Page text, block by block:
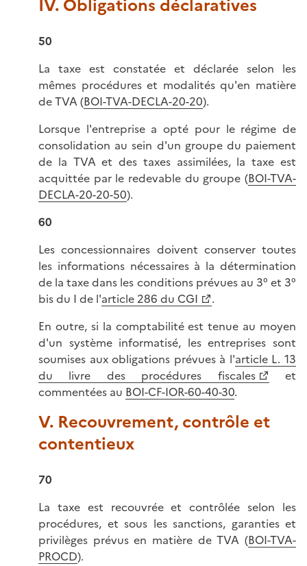
IV. Obligations déclaratives
50
La taxe est constatée et déclarée selon les
mêmes procédures et modalités qu'en matière
de TVA (BOI-TVA-DECLA-20-20).
Lorsque l'entreprise a opté pour le régime de
consolidation au sein d'un groupe du paiement
de la TVA et des taxes assimilées, la taxe est
acquittée par le redevable du groupe (BOI-TVA-
DECLA-20-20-50).
60
Les concessionnaires doivent conserver toutes
les informations nécessaires à la détermination
de la taxe dans les conditions prévues au 3° et 3°
bis du I de l'article 286 du CGI
.
En outre, si la comptabilité est tenue au moyen
d'un système informatisé, les entreprises sont
soumises aux obligations prévues à l'article L. 13
du livre des procédures fiscales
et
commentées au BOI-CF-IOR-60-40-30.
V. Recouvrement, contrôle et
contentieux
70
La taxe est recouvrée et contrôlée selon les
procédures, et sous les sanctions, garanties et
privilèges prévus en matière de TVA (BOI-TVA-
PROCD).